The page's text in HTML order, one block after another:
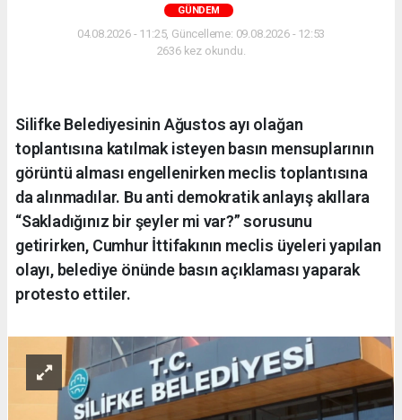
GÜNDEM
04.08.2026 - 11:25, Güncelleme: 09.08.2026 - 12:53
2636 kez okundu.
Silifke Belediyesinin Ağustos ayı olağan
toplantısına katılmak isteyen basın mensuplarının
görüntü alması engellenirken meclis toplantısına
da alınmadılar. Bu anti demokratik anlayış akıllara
“Sakladığınız bir şeyler mi var?” sorusunu
getirirken, Cumhur İttifakının meclis üyeleri yapılan
olayı, belediye önünde basın açıklaması yaparak
protesto ettiler.